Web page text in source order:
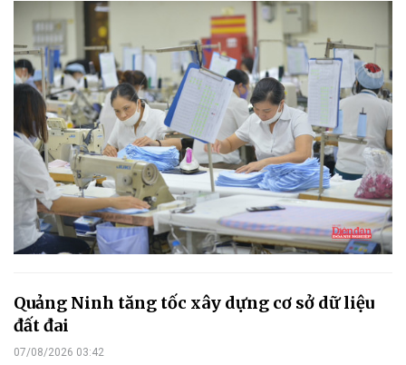
Quảng Ninh tăng tốc xây dựng cơ sở dữ liệu
đất đai
07/08/2026 03:42